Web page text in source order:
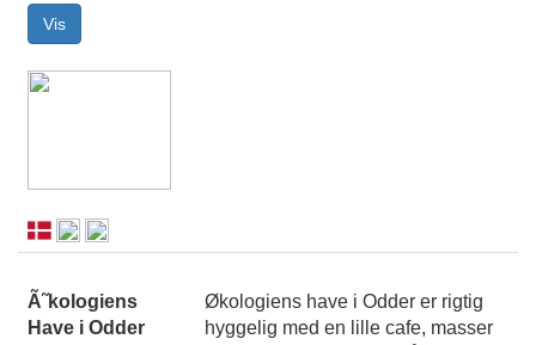
Ã˜kologiens
Have i Odder
Økologiens have i Odder er rigtig
hyggelig med en lille cafe, masser